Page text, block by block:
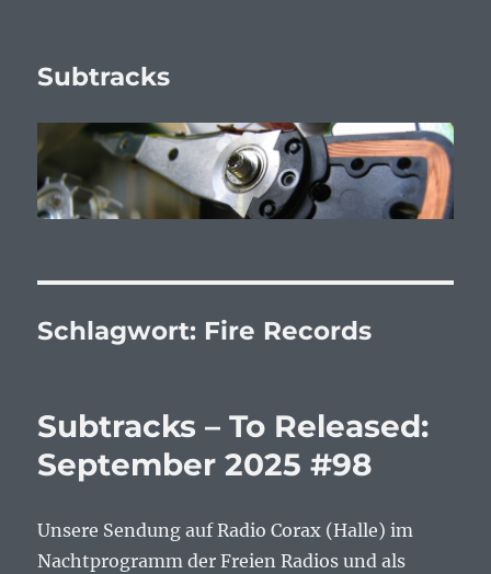
Subtracks
Schlagwort: Fire Records
Subtracks – To Released:
September 2025 #98
Unsere Sendung auf Radio Corax (Halle) im
Nachtprogramm der Freien Radios und als